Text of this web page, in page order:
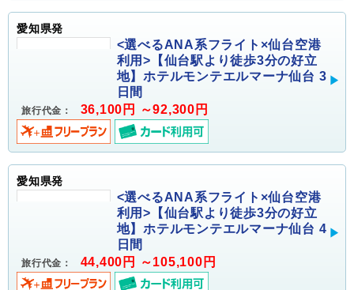
愛知県発
<選べるANA系フライト×仙台空港
利用>【仙台駅より徒歩3分の好立
地】ホテルモンテエルマーナ仙台 3
日間
旅行代金： 36,100円 ～92,300円
愛知県発
<選べるANA系フライト×仙台空港
利用>【仙台駅より徒歩3分の好立
地】ホテルモンテエルマーナ仙台 4
日間
旅行代金： 44,400円 ～105,100円